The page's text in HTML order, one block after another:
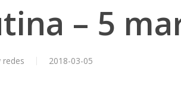
– 5
redes 2018-03-05